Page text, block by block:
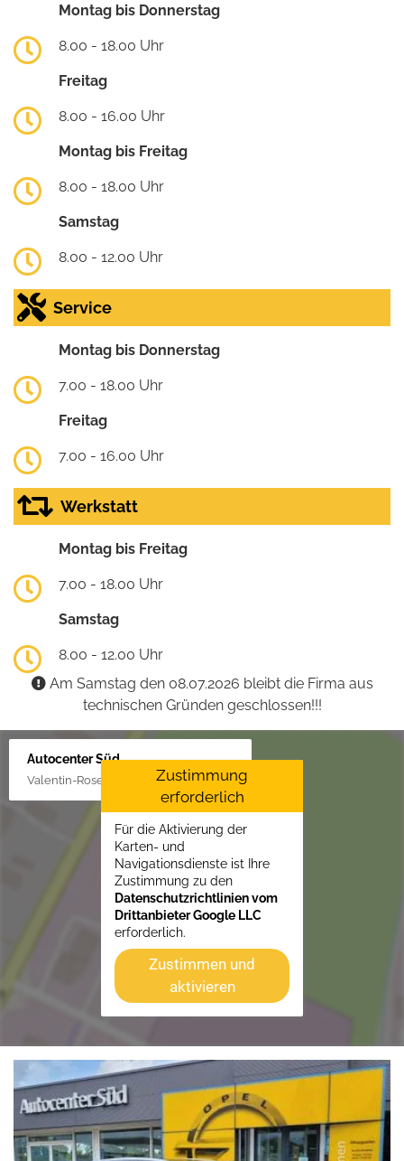
Montag bis Donnerstag
8.00 - 18.00 Uhr
Freitag
8.00 - 16.00 Uhr
Montag bis Freitag
8.00 - 18.00 Uhr
Samstag
8.00 - 12.00 Uhr
Service
Montag bis Donnerstag
7.00 - 18.00 Uhr
Freitag
7.00 - 16.00 Uhr
Werkstatt
Montag bis Freitag
7.00 - 18.00 Uhr
Samstag
8.00 - 12.00 Uhr
Am Samstag den 08.07.2026 bleibt die Firma aus
technischen Gründen geschlossen!!!
Autocenter Süd
Valentin-Rose-Str. 3, 16816 Neuruppin
Zustimmung
erforderlich
Für die Aktivierung der
Karten- und
Navigationsdienste ist Ihre
Zustimmung zu den
Datenschutzrichtlinien vom
Drittanbieter Google LLC
erforderlich.
Zustimmen und
aktivieren